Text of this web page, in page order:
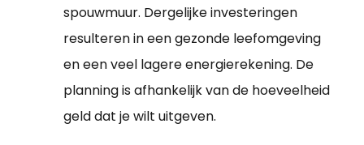
spouwmuur. Dergelijke investeringen
resulteren in een gezonde leefomgeving
en een veel lagere energierekening. De
planning is afhankelijk van de hoeveelheid
geld dat je wilt uitgeven.